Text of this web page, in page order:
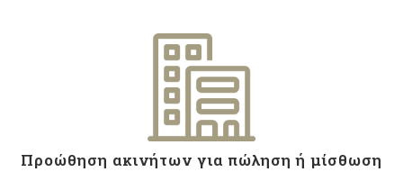
Προώθηση ακινήτων για πώληση ή μίσθωση